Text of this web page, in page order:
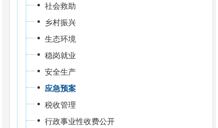
社会救助
乡村振兴
生态环境
稳岗就业
安全生产
应急预案
税收管理
行政事业性收费公开